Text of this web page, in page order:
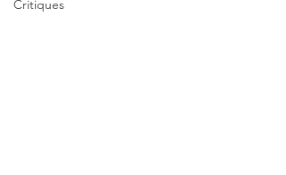
Critiques